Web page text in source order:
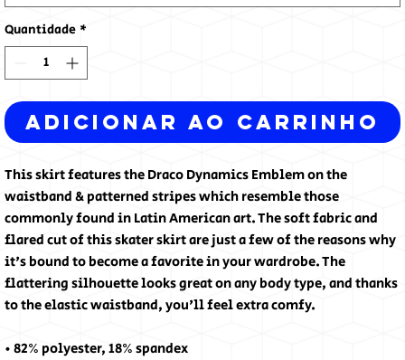
Quantidade *
Adicionar ao carrinho
This skirt features the Draco Dynamics Emblem on the
waistband & patterned stripes which resemble those
commonly found in Latin American art. The soft fabric and
flared cut of this skater skirt are just a few of the reasons why
it's bound to become a favorite in your wardrobe. The
flattering silhouette looks great on any body type, and thanks
to the elastic waistband, you'll feel extra comfy.
• 82% polyester, 18% spandex